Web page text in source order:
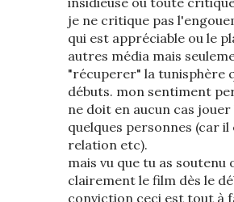
je ne critique pas
qui est appréciable ou le
autres média mais
"récuperer" la tunisphère
débuts. mon sentiment
ne doit en aucun cas jouer
quelques personnes (car il
relation etc).
mais vu que tu as
clairement le film dès le
conviction ceci est tout à